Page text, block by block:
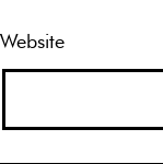
Website